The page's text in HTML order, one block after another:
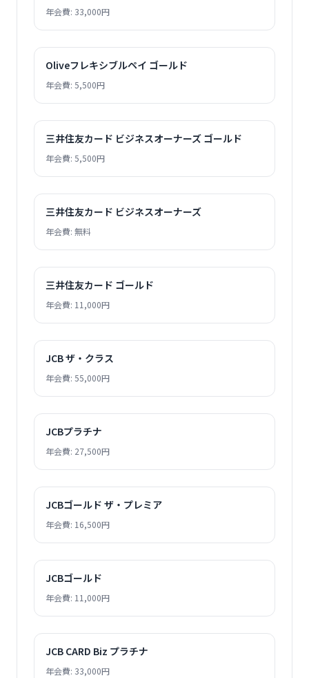
年会費: 33,000円
Oliveフレキシブルペイ ゴールド
年会費: 5,500円
三井住友カード ビジネスオーナーズ ゴールド
年会費: 5,500円
三井住友カード ビジネスオーナーズ
年会費: 無料
三井住友カード ゴールド
年会費: 11,000円
JCB ザ・クラス
年会費: 55,000円
JCBプラチナ
年会費: 27,500円
JCBゴールド ザ・プレミア
年会費: 16,500円
JCBゴールド
年会費: 11,000円
JCB CARD Biz プラチナ
年会費: 33,000円